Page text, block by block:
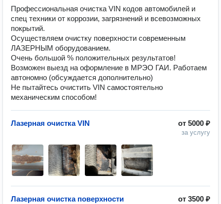
Профессиональная очистка VIN кодов автомобилей и
спец техники от коррозии, загрязнений и всевозможных
покрытий.
Осуществляем очистку поверхности современным
ЛАЗЕРНЫМ оборудованием.
Очень большой % положительных результатов!
Возможен выезд на оформление в МРЭО ГАИ. Работаем
автономно (обсуждается дополнительно)
Не пытайтесь очистить VIN самостоятельно
механическим способом!
от 5000 ₽
за услугу
Лазерная очистка VIN
от 3500 ₽
Лазерная очистка поверхности